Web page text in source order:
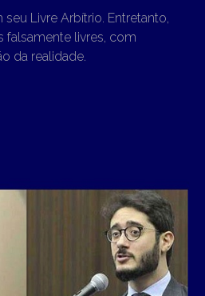
Livre Arbítrio. Entretanto,
falsamente livres, com
da realidade.